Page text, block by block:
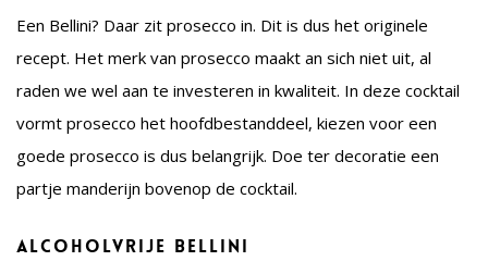
Een Bellini? Daar zit prosecco in. Dit is dus het originele
recept. Het merk van prosecco maakt an sich niet uit, al
raden we wel aan te investeren in kwaliteit. In deze cocktail
vormt prosecco het hoofdbestanddeel, kiezen voor een
goede prosecco is dus belangrijk. Doe ter decoratie een
partje manderijn bovenop de cocktail.
Alcoholvrije bellini